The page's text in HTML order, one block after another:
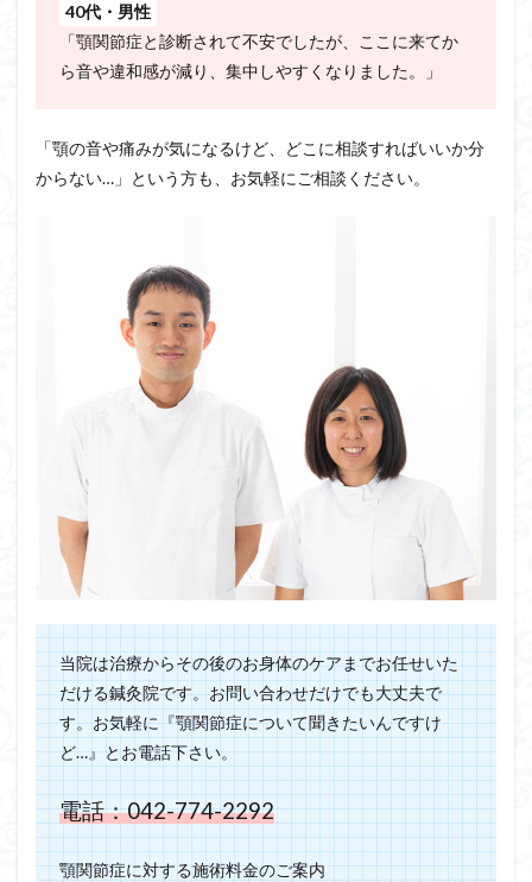
40代・男性
「顎関節症と診断されて不安でしたが、ここに来てか
ら音や違和感が減り、集中しやすくなりました。」
「顎の音や痛みが気になるけど、どこに相談すればいいか分
からない…」という方も、お気軽にご相談ください。
当院は治療からその後のお身体のケアまでお任せいた
だける鍼灸院です。お問い合わせだけでも大丈夫で
す。お気軽に『顎関節症について聞きたいんですけ
ど…』とお電話下さい。
電話：042-774-2292
顎関節症に対する施術料金のご案内